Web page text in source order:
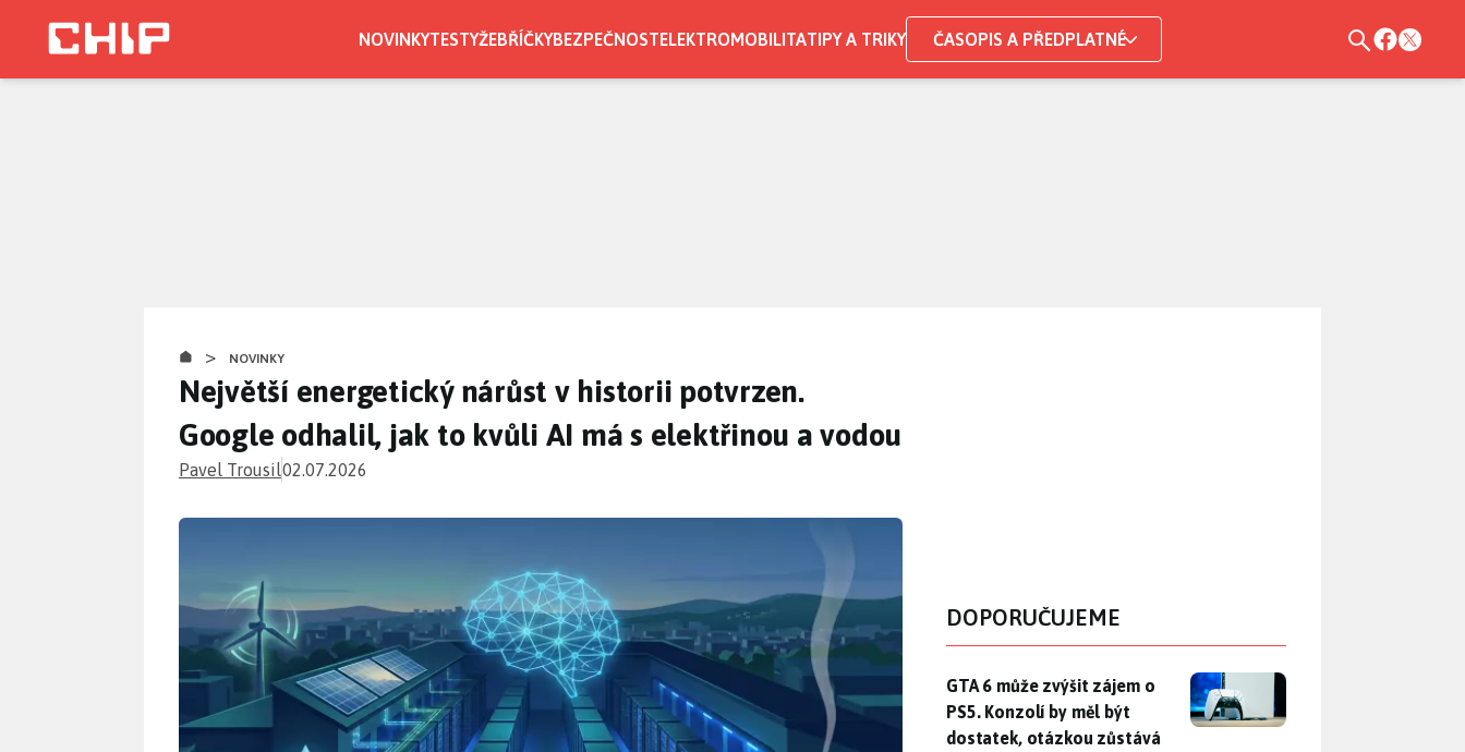
NOVINKYTESTYŽEBŘÍČKYBEZPEČNOSTELEKTROMOBILITATIPY A TRIKY ČASOPIS A PŘEDPLATNÉ
> NOVINKY
Největší energetický nárůst v historii potvrzen.
Google odhalil, jak to kvůli AI má s elektřinou a vodou
Pavel Trousil02.07.2026
DOPORUČUJEME
GTA 6 může zvýšit zájem o PS5. Konzolí by měl být dostatek,
GTA 6 může zvýšit zájem o
PS5. Konzolí by měl být
dostatek, otázkou zůstává